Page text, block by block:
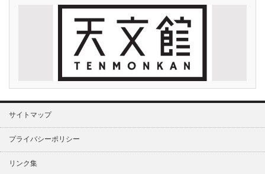
サイトマップ
プライバシーポリシー
リンク集